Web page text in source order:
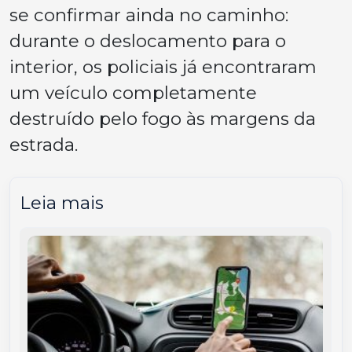
se confirmar ainda no caminho:
durante o deslocamento para o
interior, os policiais já encontraram
um veículo completamente
destruído pelo fogo às margens da
estrada.
Leia mais